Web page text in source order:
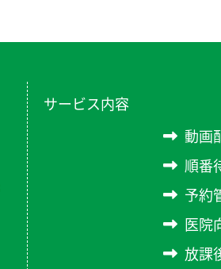
サービス内容
動画
順番
予約
医院
放課